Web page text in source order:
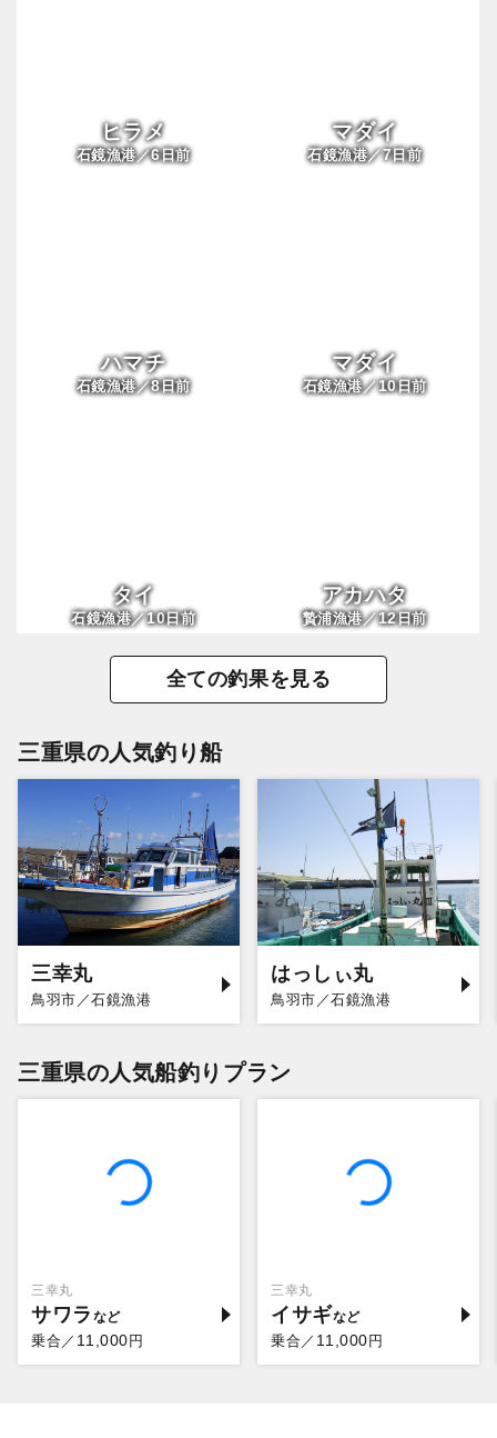
ヒラメ
石鏡漁港／6日前
マダイ
石鏡漁港／7日前
ハマチ
石鏡漁港／8日前
マダイ
石鏡漁港／10日前
タイ
石鏡漁港／10日前
アカハタ
贄浦漁港／12日前
全ての釣果を見る
三重県の人気釣り船
三幸丸
鳥羽市／石鏡漁港
はっしぃ丸
鳥羽市／石鏡漁港
三重県の人気船釣りプラン
三幸丸
サワラ
乗合／ 11,000円
三幸丸
イサギ
乗合／ 11,000円